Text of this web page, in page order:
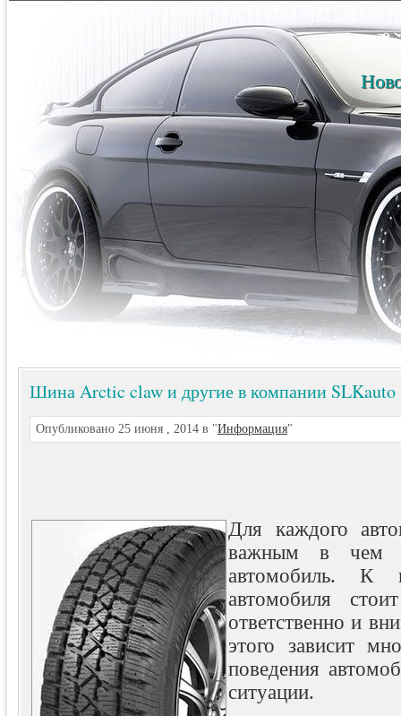
Шина Arctic claw и другие в компании SLKauto
Опубликовано 25 июня , 2014 в "Информация"
Для каждого
важным в чем
автомобиль.
автомобиля
ответственно и
этого зависит
поведения
ситуации.